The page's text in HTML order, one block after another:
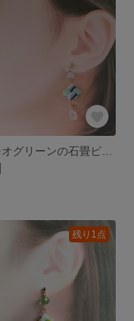
ピスタチオグリーンの石畳ピアス
残り1点